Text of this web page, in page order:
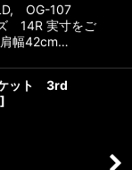
OG-107
14R 実寸をご
肩幅42cm…
ケット 3rd
]